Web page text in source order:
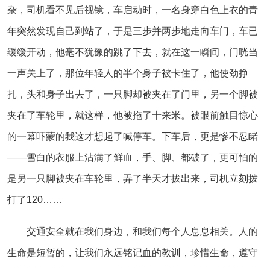
杂，司机看不见后视镜，车启动时，一名身穿白色上衣的青
年突然发现自己到站了，于是三步并两步地走向车门，车已
缓缓开动，他毫不犹豫的跳了下去，就在这一瞬间，门咣当
一声关上了，那位年轻人的半个身子被卡住了，他使劲挣
扎，头和身子出去了，一只脚却被夹在了门里，另一个脚被
夹在了车轮里，就这样，他被拖了十来米。被眼前触目惊心
的一幕吓蒙的我这才想起了喊停车。下车后，更是惨不忍睹
——雪白的衣服上沾满了鲜血，手、脚、都破了，更可怕的
是另一只脚被夹在车轮里，弄了半天才拔出来，司机立刻拨
打了120……
交通安全就在我们身边，和我们每个人息息相关。人的
生命是短暂的，让我们永远铭记血的教训，珍惜生命，遵守